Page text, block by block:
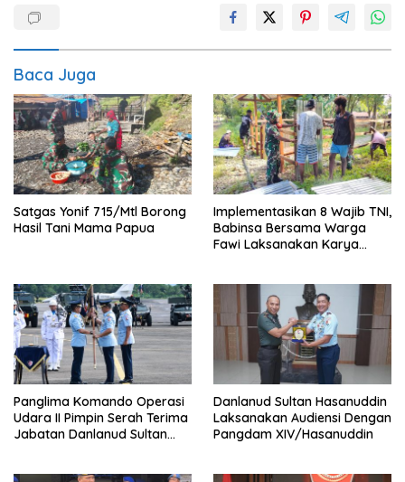
Baca Juga
Satgas Yonif 715/Mtl Borong
Hasil Tani Mama Papua
Implementasikan 8 Wajib TNI,
Babinsa Bersama Warga
Fawi Laksanakan Karya
Panglima Komando Operasi
Udara II Pimpin Serah Terima
Jabatan Danlanud Sultan
Danlanud Sultan Hasanuddin
Laksanakan Audiensi Dengan
Pangdam XIV/Hasanuddin